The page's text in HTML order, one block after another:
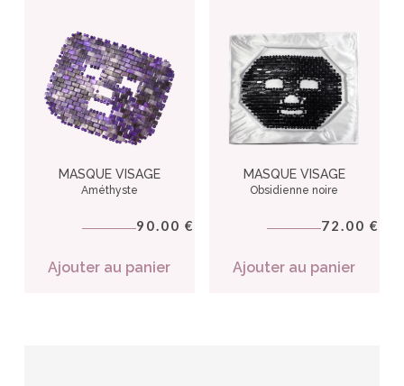
MASQUE VISAGE
Améthyste
90.00 €
Ajouter au panier
MASQUE VISAGE
Obsidienne noire
72.00 €
Ajouter au panier